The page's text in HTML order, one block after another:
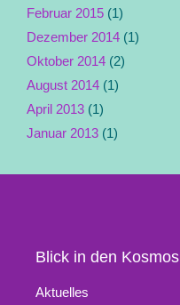
Februar 2015 (1)
Dezember 2014 (1)
Oktober 2014 (2)
August 2014 (1)
April 2013 (1)
Januar 2013 (1)
Blick in den Kosmos
Aktuelles